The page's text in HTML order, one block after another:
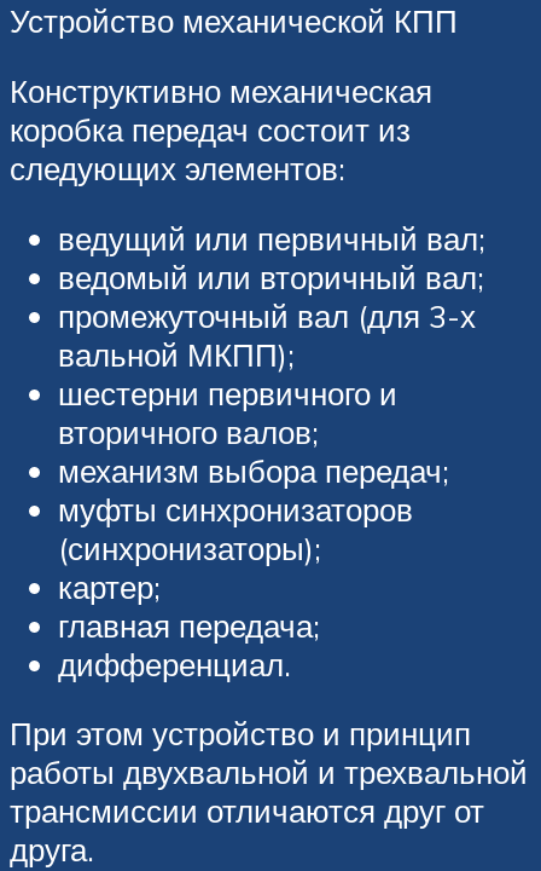
Устройство механической КПП
Конструктивно механическая
коробка передач состоит из
следующих элементов:
ведущий или первичный вал;
ведомый или вторичный вал;
промежуточный вал (для 3-х
вальной МКПП);
шестерни первичного и
вторичного валов;
механизм выбора передач;
муфты синхронизаторов
(синхронизаторы);
картер;
главная передача;
дифференциал.
При этом устройство и принцип
работы двухвальной и трехвальной
трансмиссии отличаются друг от
друга.